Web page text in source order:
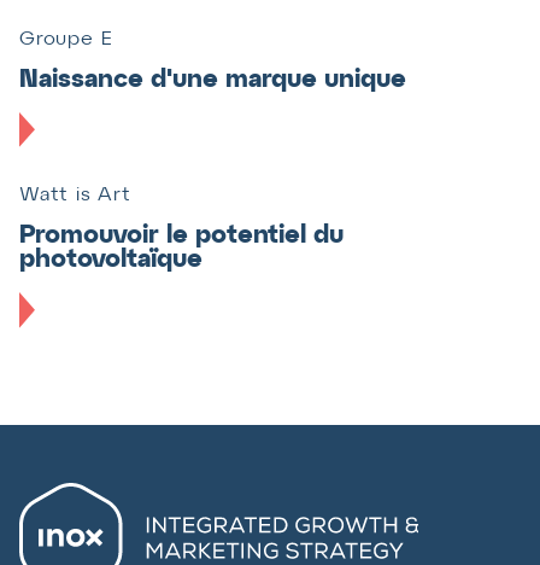
Groupe E
Naissance d'une marque unique
Watt is Art
Promouvoir le potentiel du
photovoltaïque